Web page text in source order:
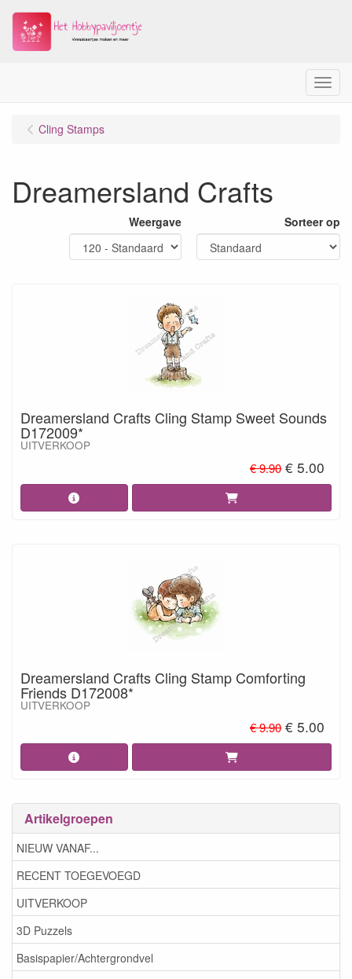
Menu
Artikelgroepen
NIEUW VANAF...
RECENT TOEGEVOEGD
UITVERKOOP
3D Puzzels
Basispapier/Achtergrondvel
Cling Stamps
Dreamersland Crafts
Weergave Sorteer op
Dreamersland Crafts Cling Stamp Sweet Sounds
D172009*
UITVERKOOP
€ 9.90 € 5.00
Dreamersland Crafts Cling Stamp Comforting
Friends D172008*
UITVERKOOP
€ 9.90 € 5.00